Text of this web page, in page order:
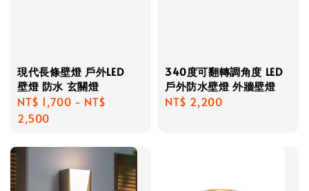
現代長條壁燈 戶外LED
壁燈 防水 玄關燈
Regular
price
NT$ 1,700 - NT$
2,500
340度可翻轉調角度 LED
戶外防水壁燈 外牆壁燈
Regular
NT$ 2,200